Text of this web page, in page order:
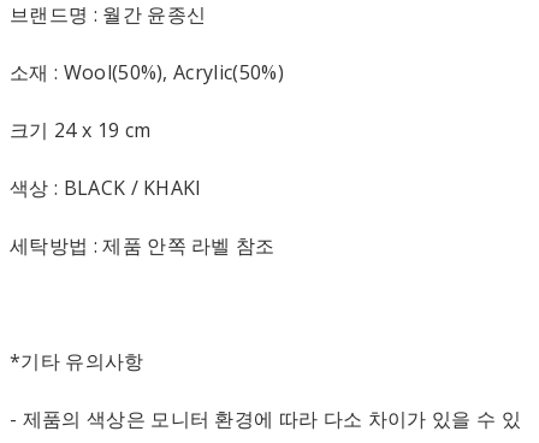
브랜드명 : 월간 윤종신
소재 : Wool(50%), Acrylic(50%)
크기 24 x 19 cm
색상 : BLACK / KHAKI
세탁방법 : 제품 안쪽 라벨 참조
*기타 유의사항
- 제품의 색상은 모니터 환경에 따라 다소 차이가 있을 수 있